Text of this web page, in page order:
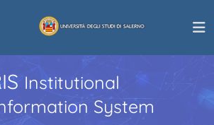
Institutional
System